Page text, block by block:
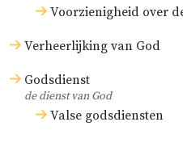
Voorzienigheid over
Verheerlijking van God
Godsdienst
de dienst van God
Valse godsdiensten